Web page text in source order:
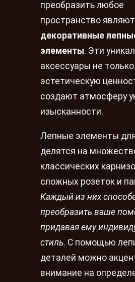
преобразить любое
пространство
декоративные
элементы. Эти
аксессуары не
эстетическую
создают атмосферу
изысканности.
Лепные элементы
делятся на
классических
сложных розеток и
Каждый из них
преобразить ваше
придавая ему
стиль. С помощью
деталей можно
внимание на